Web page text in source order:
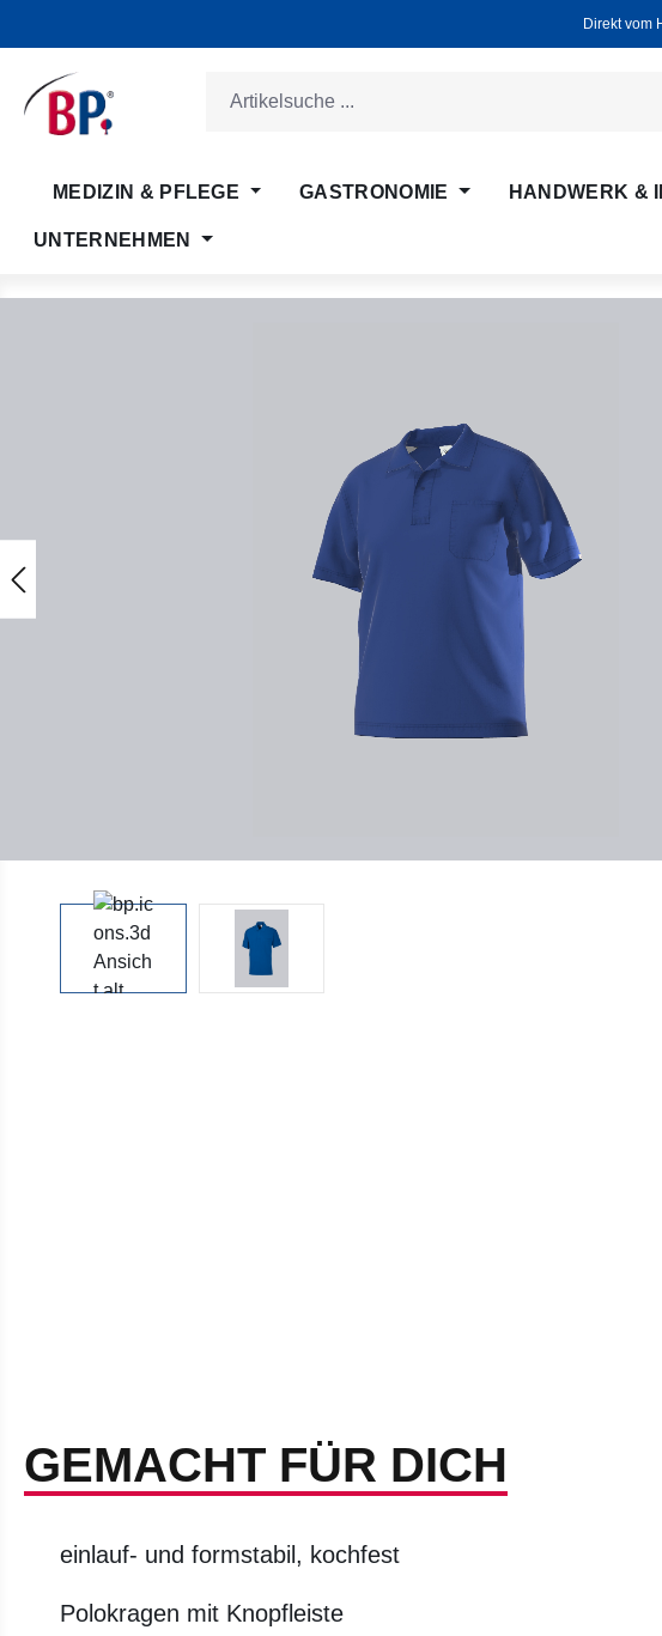
Direkt vom
MEDIZIN & PFLEGE GASTRONOMIE HANDWERK &
UNTERNEHMEN
GEMACHT FÜR DICH
einlauf- und formstabil, kochfest
Polokragen mit Knopfleiste